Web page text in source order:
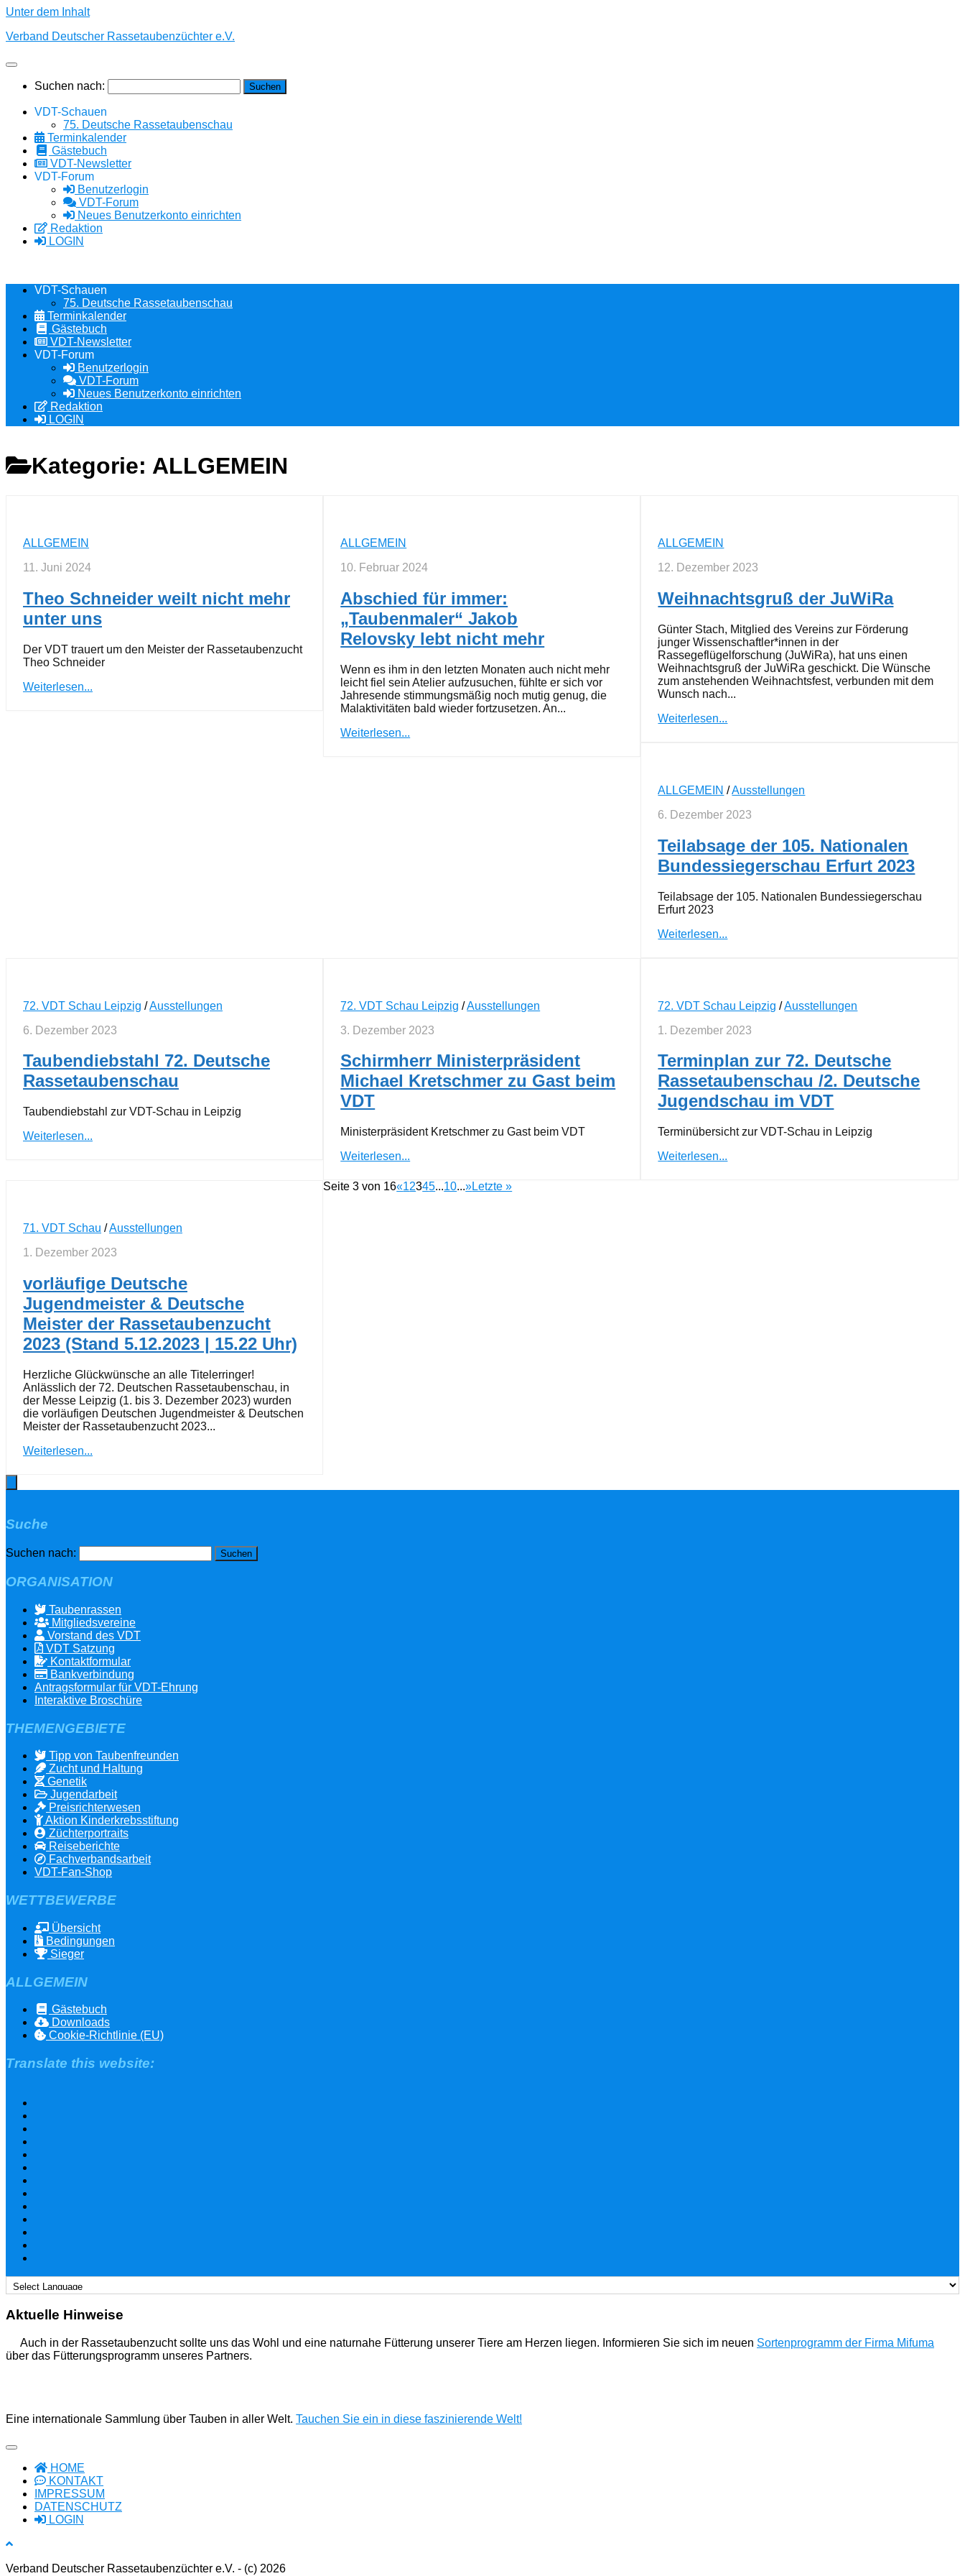
Unter dem Inhalt
Verband Deutscher Rassetaubenzüchter e.V.
Suchen nach:
VDT-Schauen
75. Deutsche Rassetaubenschau
Terminkalender
Gästebuch
VDT-Newsletter
VDT-Forum
Benutzerlogin
VDT-Forum
Neues Benutzerkonto einrichten
Redaktion
LOGIN
VDT-Schauen
75. Deutsche Rassetaubenschau
Terminkalender
Gästebuch
VDT-Newsletter
VDT-Forum
Benutzerlogin
VDT-Forum
Neues Benutzerkonto einrichten
Redaktion
LOGIN
Kategorie: ALLGEMEIN
ALLGEMEIN
11. Juni 2024
Theo Schneider weilt nicht mehr
unter uns
Der VDT trauert um den Meister der Rassetaubenzucht
Theo Schneider
Weiterlesen...
ALLGEMEIN
10. Februar 2024
Abschied für immer:
„Taubenmaler“ Jakob
Relovsky lebt nicht mehr
Wenn es ihm in den letzten Monaten auch nicht mehr
leicht fiel sein Atelier aufzusuchen, fühlte er sich vor
Jahresende stimmungsmäßig noch mutig genug, die
Malaktivitäten bald wieder fortzusetzen. An...
Weiterlesen...
ALLGEMEIN
12. Dezember 2023
Weihnachtsgruß der JuWiRa
Günter Stach, Mitglied des Vereins zur Förderung
junger Wissenschaftler*innen in der
Rassegeflügelforschung (JuWiRa), hat uns einen
Weihnachtsgruß der JuWiRa geschickt. Die Wünsche
zum anstehenden Weihnachtsfest, verbunden mit dem
Wunsch nach...
Weiterlesen...
ALLGEMEIN /Ausstellungen
6. Dezember 2023
Teilabsage der 105. Nationalen
Bundessiegerschau Erfurt 2023
Teilabsage der 105. Nationalen Bundessiegerschau
Erfurt 2023
Weiterlesen...
72. VDT Schau Leipzig /Ausstellungen
6. Dezember 2023
Taubendiebstahl 72. Deutsche
Rassetaubenschau
Taubendiebstahl zur VDT-Schau in Leipzig
Weiterlesen...
72. VDT Schau Leipzig /Ausstellungen
3. Dezember 2023
Schirmherr Ministerpräsident
Michael Kretschmer zu Gast beim
VDT
Ministerpräsident Kretschmer zu Gast beim VDT
Weiterlesen...
72. VDT Schau Leipzig /Ausstellungen
1. Dezember 2023
Terminplan zur 72. Deutsche
Rassetaubenschau /2. Deutsche
Jugendschau im VDT
Terminübersicht zur VDT-Schau in Leipzig
Weiterlesen...
71. VDT Schau /Ausstellungen
1. Dezember 2023
vorläufige Deutsche
Jugendmeister & Deutsche
Meister der Rassetaubenzucht
2023 (Stand 5.12.2023 | 15.22 Uhr)
Herzliche Glückwünsche an alle Titelerringer!
Anlässlich der 72. Deutschen Rassetaubenschau, in
der Messe Leipzig (1. bis 3. Dezember 2023) wurden
die vorläufigen Deutschen Jugendmeister & Deutschen
Meister der Rassetaubenzucht 2023...
Weiterlesen...
Seite 3 von 16«12345...10...»Letzte »
Suche
Suchen nach:
ORGANISATION
Taubenrassen
Mitgliedsvereine
Vorstand des VDT
VDT Satzung
Kontaktformular
Bankverbindung
Antragsformular für VDT-Ehrung
Interaktive Broschüre
THEMENGEBIETE
Tipp von Taubenfreunden
Zucht und Haltung
Genetik
Jugendarbeit
Preisrichterwesen
Aktion Kinderkrebsstiftung
Züchterportraits
Reiseberichte
Fachverbandsarbeit
VDT-Fan-Shop
WETTBEWERBE
Übersicht
Bedingungen
Sieger
ALLGEMEIN
Gästebuch
Downloads
Cookie-Richtlinie (EU)
Translate this website:
Aktuelle Hinweise
Auch in der Rassetaubenzucht sollte uns das Wohl und eine naturnahe Fütterung unserer Tiere am Herzen liegen. Informieren Sie sich im neuen Sortenprogramm der Firma Mifuma
über das Fütterungsprogramm unseres Partners.
Eine internationale Sammlung über Tauben in aller Welt. Tauchen Sie ein in diese faszinierende Welt!
HOME
KONTAKT
IMPRESSUM
DATENSCHUTZ
LOGIN
Verband Deutscher Rassetaubenzüchter e.V. - (c) 2026